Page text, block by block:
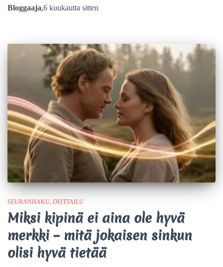
Bloggaaja,6 kuukautta sitten
SEURANHAKU DEITTAILU
Miksi kipinä ei aina ole hyvä
merkki – mitä jokaisen sinkun
olisi hyvä tietää